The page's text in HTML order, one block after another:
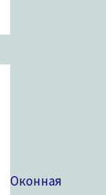
Оконная